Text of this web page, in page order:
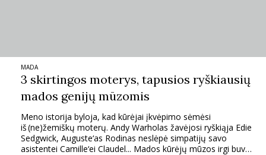
MADA
3 skirtingos moterys, tapusios ryškiausių
mados genijų mūzomis
Meno istorija byloja, kad kūrėjai įkvėpimo sėmėsi
iš (ne)žemiškų moterų. Andy Warholas žavėjosi ryškiąja Edie
Sedgwick, Auguste‘as Rodinas neslėpė simpatijų savo
asistentei Camille‘ei Claudel... Mados kūrėjų mūzos irgi buvo